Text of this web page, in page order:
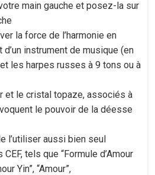
main gauche et posez-la sur
la force de l’harmonie en
d’un instrument de musique (en
les harpes russes à 9 tons ou à
et le cristal topaze, associés à
le pouvoir de la déesse
l’utiliser aussi bien seul
CEF, tels que “Formule d’Amour
Yin”, “Amour”,